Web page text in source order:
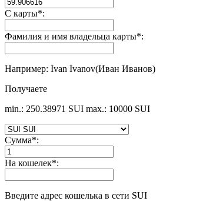
С карты*:
Фамилия и имя владельца карты*:
Например: Ivan Ivanov(Иван Иванов)
Получаете
min.: 250.38971 SUI max.: 10000 SUI
Сумма*:
На кошелек*:
Введите адрес кошелька в сети SUI